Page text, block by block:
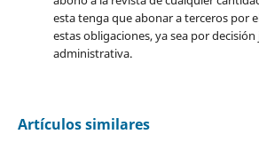
esta tenga que abonar a terceros por
estas obligaciones, ya sea por
administrativa.
Artículos similares